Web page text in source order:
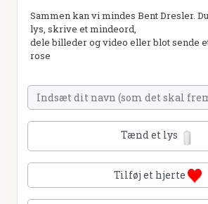
Sammen kan vi mindes Bent Dresler.
lys, skrive et mindeord,
dele billeder og video eller blot sende
rose
Tænd et lys
Tilføj et hjerte